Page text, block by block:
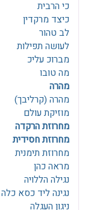
כי הרבית
כיצד מרקדין
לב טהור
לעושה תפילות
מברוכ עליכ
מה טובו
מהרה
מהרה (קרליבך)
מוזיקת עולם
מחרוזת הרקדה
מחרוזת חסידית
מחרוזת תימנית
מראה כהן
נגילה הללויה
נגינה ליד כסא כלה
ניגון העגלה